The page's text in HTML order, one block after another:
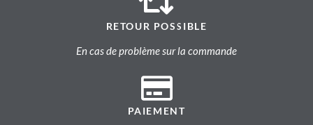
RETOUR POSSIBLE
En cas de problème sur la commande
PAIEMENT